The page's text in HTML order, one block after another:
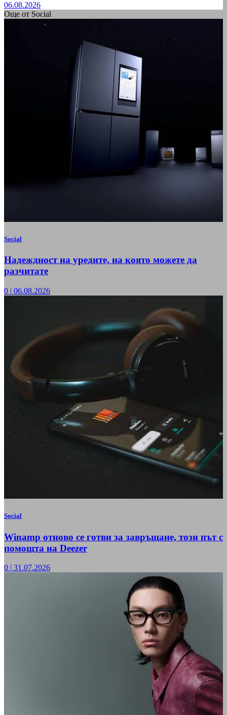
06.08.2026
Още от Social
Social
Надеждност на уредите, на която можете да
разчитате
0 | 06.08.2026
Social
Winamp отново се готви за завръщане, този път с
помощта на Deezer
0 | 31.07.2026